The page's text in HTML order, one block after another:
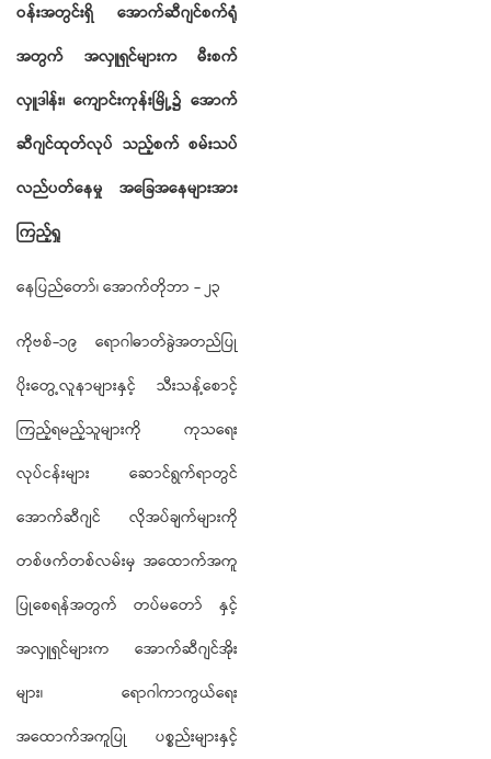
ဝန်းအတွင်းရှိ အောက်ဆီဂျင်စက်ရုံ
အတွက် အလှူရှင်များက မီးစက်
လှူဒါန်း၊ ကျောင်းကုန်းမြို့၌ အောက်
ဆီဂျင်ထုတ်လုပ် သည့်စက် စမ်းသပ်
လည်ပတ်နေမှု အခြေအနေများအား
ကြည့်ရှု
နေပြည်တော်၊ အောက်တိုဘာ - ၂၃
ကိုဗစ်-၁၉ ရောဂါဓာတ်ခွဲအတည်ပြု
ပိုးတွေ့လူနာများနှင့် သီးသန့်စောင့်
ကြည့်ရမည့်သူများကို ကုသရေး
လုပ်ငန်းများ ဆောင်ရွက်ရာတွင်
အောက်ဆီဂျင် လိုအပ်ချက်များကို
တစ်ဖက်တစ်လမ်းမှ အထောက်အကူ
ပြုစေရန်အတွက် တပ်မတော် နှင့်
အလှူရှင်များက အောက်ဆီဂျင်အိုး
များ၊ ရောဂါကာကွယ်ရေး
အထောက်အကူပြု ပစ္စည်းများနှင့်